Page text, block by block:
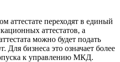
аттестате переходят в единый
аттестатов, а
можно будет подать
Для бизнеса это означает более
к управлению МКД.